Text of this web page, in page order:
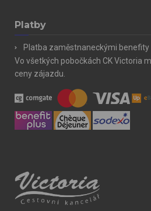
Platby
Platba zaměstnaneckými benefity
Vo všetkých pobočkách CK Victoria
ceny zájazdu.